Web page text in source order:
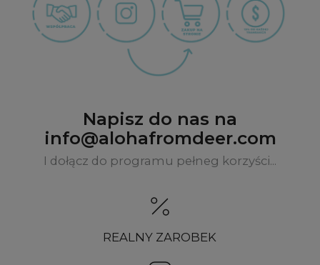
Napisz do nas na
info@alohafromdeer.com
I dołącz do programu pełneg korzyści...
REALNY ZAROBEK